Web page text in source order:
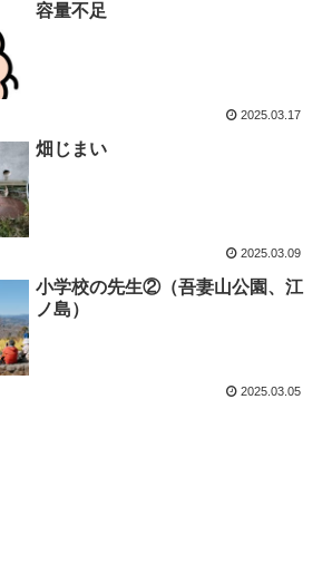
容量不足
2025.03.17
畑じまい
2025.03.09
小学校の先生②（吾妻山公園、江
ノ島）
2025.03.05